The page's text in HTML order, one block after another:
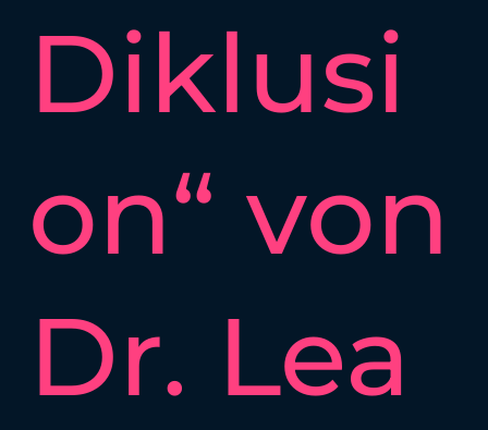
Diklusi
on“ von
Dr. Lea